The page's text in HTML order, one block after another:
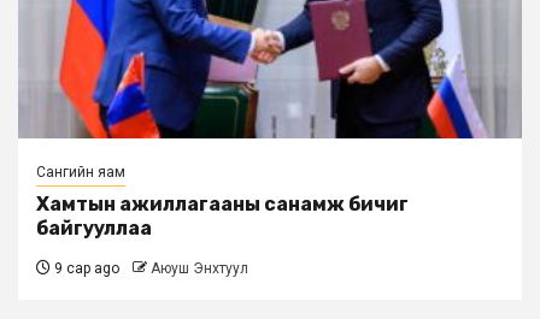
Сангийн яам
Хамтын ажиллагааны санамж бичиг
байгууллаа
9 сар ago Аюуш Энхтуул